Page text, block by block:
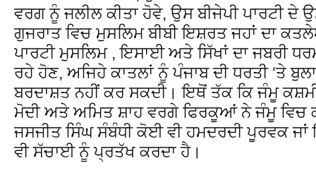
ਵਰਗ ਨੂੰ ਜਲੀਲ ਕੀਤਾ ਹੋਵੇ, ਉਸ ਬੀਜੇਪੀ ਪਾਰਟੀ ਦੇ
ਗੁਜਰਾਤ ਵਿਚ ਮੁਸਲਿਮ ਬੀਬੀ ਇਸ਼ਰਤ ਜਹਾਂ ਦਾ
ਪਾਰਟੀ ਮੁਸਲਿਮ , ਇਸਾਈ ਅਤੇ ਸਿੱਖਾਂ ਦਾ ਜਬਰੀ
ਰਹੇ ਹੋਣ, ਅਜਿਹੇ ਕਾਤਲਾਂ ਨੂੰ ਪੰਜਾਬ ਦੀ ਧਰਤੀ ‘ਤੇ
ਬਰਦਾਸ਼ਤ ਨਹੀਂ ਕਰ ਸਕਦੀ। ਇਥੋਂ ਤੱਕ ਕਿ ਜੰਮੂ
ਮੋਦੀ ਅਤੇ ਅਮਿਤ ਸ਼ਾਹ ਵਰਗੇ ਫਿਰਕੂਆਂ ਨੇ ਜੰਮੂ ਵਿਚ
ਜਸਜੀਤ ਸਿੰਘ ਸੰਬੰਧੀ ਕੋਈ ਵੀ ਹਮਦਰਦੀ ਪੂਰਵਕ ਜਾਂ
ਵੀ ਸੱਚਾਈ ਨੂੰ ਪ੍ਰਤੱਖ ਕਰਦਾ ਹੈ।